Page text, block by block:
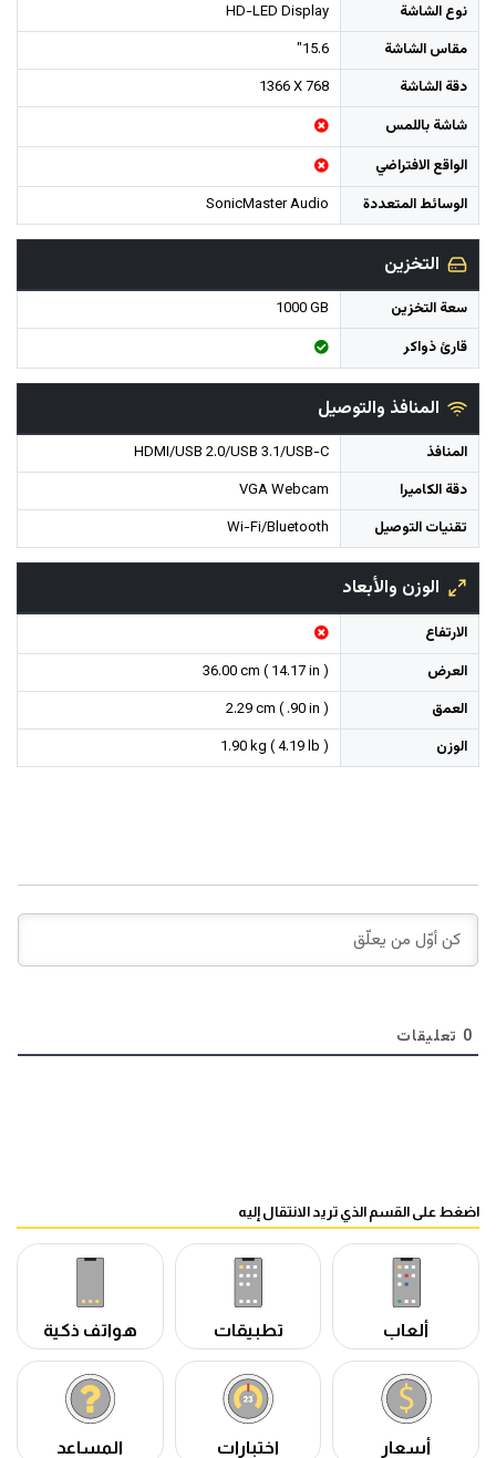
نوع الشاشة
HD-LED Display
مقاس الشاشة
15.6"
دقة الشاشة
1366 X 768
شاشة باللمس
الواقع الافتراضي
الوسائط المتعددة
SonicMaster Audio
التخزين
سعة التخزين
1000 GB
قارئ ذواكر
المنافذ والتوصيل
المنافذ
HDMI/USB 2.0/USB 3.1/USB-C
دقة الكاميرا
VGA Webcam
تقنيات التوصيل
Wi-Fi/Bluetooth
الوزن والأبعاد
الارتفاع
العرض
36.00 cm ( 14.17 in )
العمق
2.29 cm ( .90 in )
الوزن
1.90 kg ( 4.19 lb )
0 تعليقات
اضغط على القسم الذي تريد الانتقال إليه
ألعاب تطبيقات هواتف ذكية
أسعار اختبارات المساعد